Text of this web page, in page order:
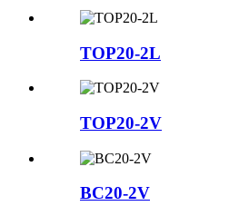
TOP20-2L
TOP20-2V
BC20-2V